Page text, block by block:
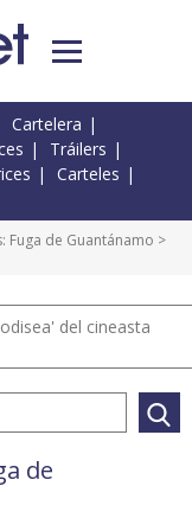
Cartelera
Tráilers
Carteles
Fuga de Guantánamo >
del cineasta
de